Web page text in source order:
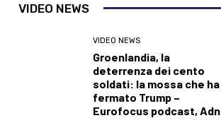
VIDEO NEWS
VIDEO NEWS
Groenlandia, la
deterrenza dei cento
soldati: la mossa che ha
fermato Trump –
Eurofocus podcast, Adn